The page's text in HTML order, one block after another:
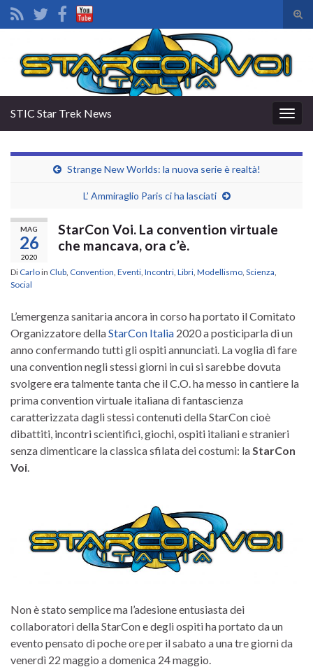
il
la
STIC Star Trek News
Strange New Worlds: la nuova serie è realtà!
L’ Ammiraglio Paris ci ha lasciati
MAG
26
2020
StarCon Voi. La convention virtuale
che mancava, ora c’è.
Di Carloin Club Convention Eventi Incontri Libri Modellismo Scienza
Social
L’emergenza sanitaria ancora in corso ha portato il Comitato
Organizzatore dellaStarCon Italia 2020 a posticiparla di un
anno confermando tutti gli ospiti annunciati. La voglia di fare
una convention negli stessi giorni in cui si sarebbe dovuta
svolgere era talmente tanta che il C.O. ha messo in cantiere la
prima convention virtuale italiana di fantascienza
caratterizzata dagli stessi contenuti della StarCon cioè
dibattiti, incontri scientifici, giochi, ospiti italiani e stranieri
senza dimenticare la classica sfilata dei costumi: la StarCon
Voi
Non è stato semplice ma l’adesione entusiasta dei
collaboratori della StarCon e degli ospiti ha portato da un
evento pensato di poche ore per il sabato a una tre giorni da
venerdì 22 maggio a domenica 24 maggio.